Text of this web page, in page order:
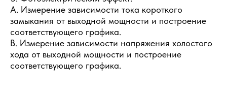
A. Измерение зависимости тока короткого
замыкания от выходной мощности и построение
соответствующего графика.
B. Измерение зависимости напряжения холостого
хода от выходной мощности и построение
соответствующего графика.